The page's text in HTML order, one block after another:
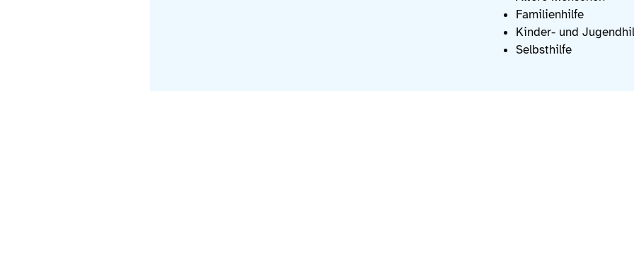
Familienhilfe
Kinder- und
Selbsthilfe